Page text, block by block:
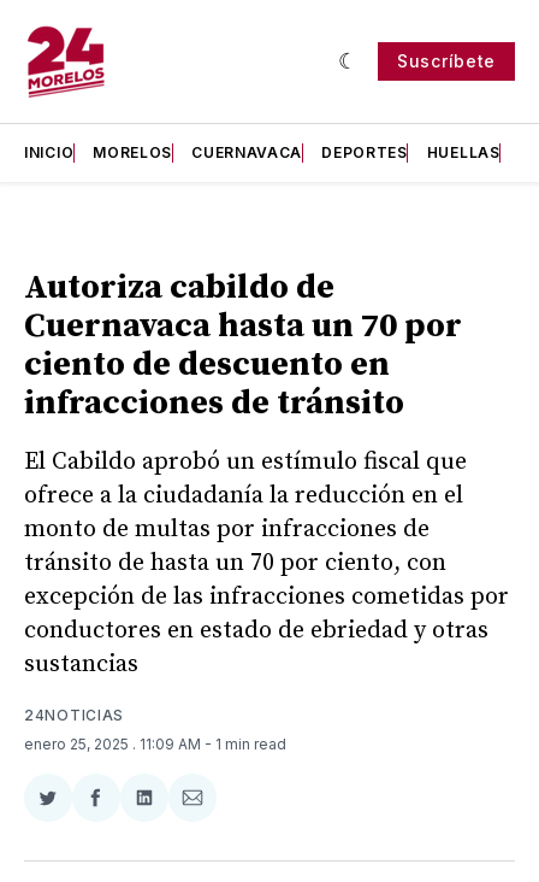
Suscríbete
INICIO MORELOS CUERNAVACA DEPORTES HUELLAS
Autoriza cabildo de
Cuernavaca hasta un 70 por
ciento de descuento en
infracciones de tránsito
El Cabildo aprobó un estímulo fiscal que
ofrece a la ciudadanía la reducción en el
monto de multas por infracciones de
tránsito de hasta un 70 por ciento, con
excepción de las infracciones cometidas por
conductores en estado de ebriedad y otras
sustancias
24NOTICIAS
enero 25, 2025 . 11:09 AM - 1 min read
Compartir
Twitter
Compartir
Facebook
Compartir
LinkedIn
Compartir
Email